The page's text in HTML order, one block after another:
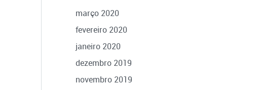
março 2020
fevereiro 2020
janeiro 2020
dezembro 2019
novembro 2019